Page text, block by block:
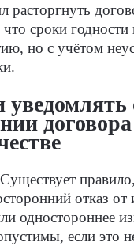
расторгнуть
сроки
но с учётом
отказ от
одностороннее
если это